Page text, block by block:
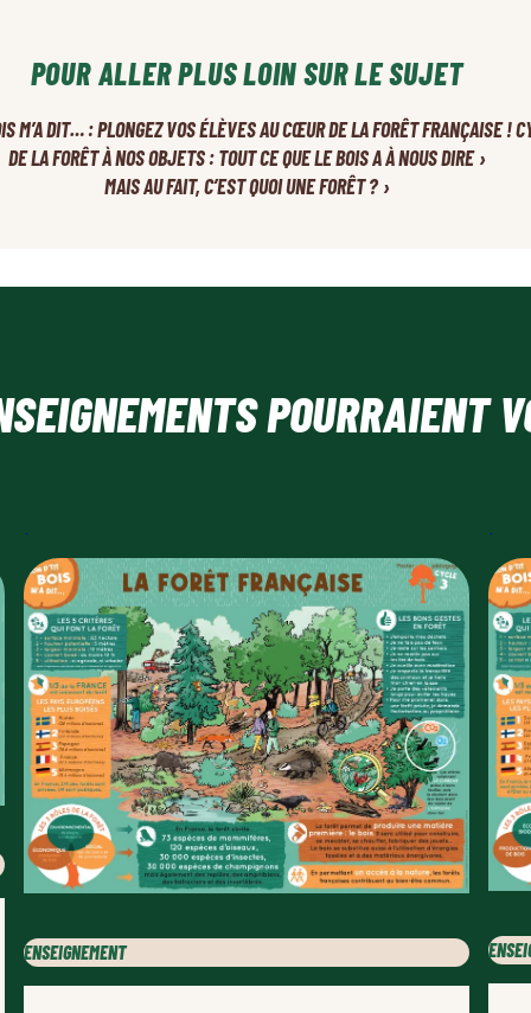
POUR ALLER PLUS LOIN SUR LE SUJET
M’A DIT… : PLONGEZ VOS ÉLÈVES AU CŒUR DE LA FORÊT FRANÇAISE !
DE LA FORÊT À NOS OBJETS : TOUT CE QUE LE BOIS A À NOUS DIRE›
MAIS AU FAIT, C’EST QUOI UNE FORÊT ?›
POURRAIENT
ENSEIGNEMENT